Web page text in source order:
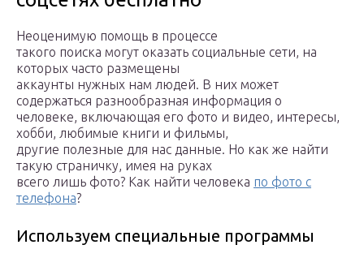
Неоценимую помощь в процессе
такого поиска могут оказать социальные сети, на
которых часто размещены
аккаунты нужных нам людей. В них может
содержаться разнообразная информация о
человеке, включающая его фото и видео, интересы,
хобби, любимые книги и фильмы,
другие полезные для нас данные. Но как же найти
такую страничку, имея на руках
всего лишь фото? Как найти человека по фото с
телефона?
Используем специальные программы